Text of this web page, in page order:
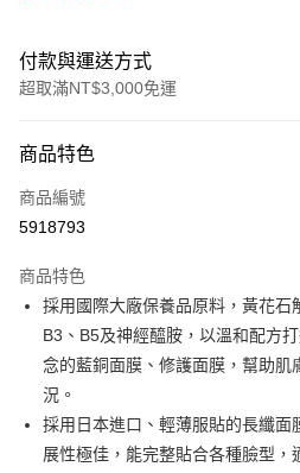
付款與運送方式
超取滿NT$3,000免運
信用卡一次付款
超商取貨付款
AFTEE先享後付
相關說明
【關於「AFTEE先享後付」】
AFTEE先享後付是「在收到商品之後才付
便利好安心！
１．簡單：不需註冊會員、不需綁卡、不需
３．安心：先確認商品／服務後，再付款。
ATM付款
運送方式
商品特色
商品編號
5918793
商品特色
採用國際大廠保養品原料，黃花石
B3、B5及神經醯胺，以溫和配方
念的藍銅面膜、修護面膜，幫助肌
況。
採用日本進口、輕薄服貼的長纖面
展性極佳，能完整貼合各種臉型